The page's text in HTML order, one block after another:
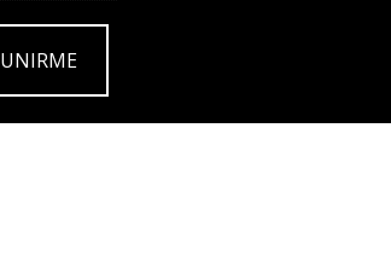
UNIRME